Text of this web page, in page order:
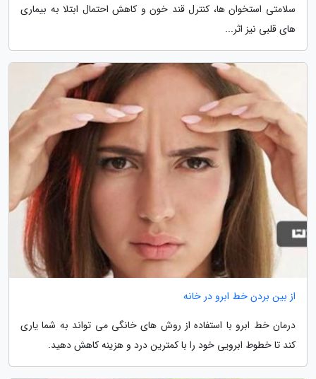
سلامتی استخوان ها، کنترل قند خون و کاهش احتمال ابتلا به بیماری
های قلبی نیز اثر...
از بین بردن خط ابرو در خانه
درمان خط ابرو با استفاده از روش های خانگی می تواند به شما یاری
کند تا خطوط ابرویی خود را با کمترین درد و هزینه کاهش دهید.